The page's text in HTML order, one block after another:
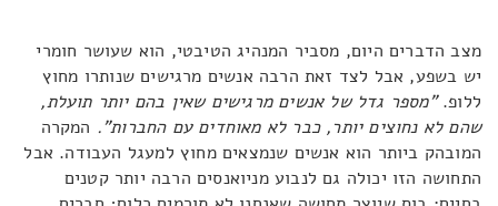
מצב הדברים היום, מסביר המנהיג הטיבטי, הוא שעושר חומרי
יש בשפע, אבל לצד זאת הרבה אנשים מרגישים שנותרו מחוץ
ללופ."מספר גדל של אנשים מרגישים שאין בהם יותר תועלת,
שהם לא נחוצים יותר, כבר לא מאוחדים עם החברות". המקרה
המובהק ביותר הוא אנשים שנמצאים מחוץ למעגל העבודה. אבל
התחושה הזו יכולה גם לנבוע מניואנסים הרבה יותר קטנים